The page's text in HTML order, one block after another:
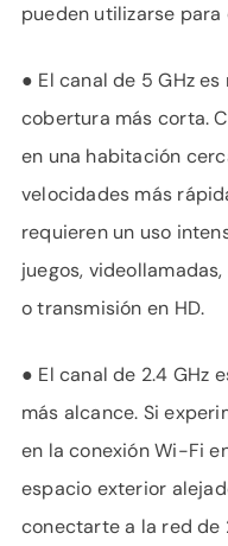
pueden utilizarse
● El canal de 5 GHz
cobertura más corta.
en una habitación
velocidades más
requieren un uso
juegos,
o transmisión en HD.
● El canal de 2.4 GHz
más alcance. Si
en la conexión Wi-Fi
espacio exterior
conectarte a la red de